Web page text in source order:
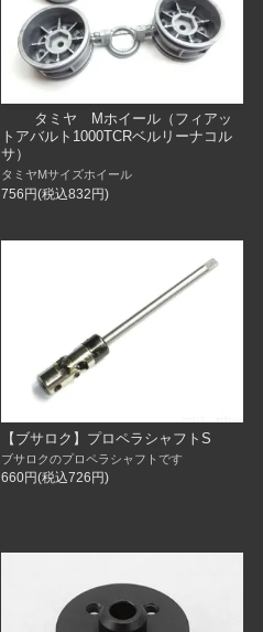
タミヤ Mホイール（フィアッ
トアバルト1000TCRベルリーナコル
サ）
タミヤMサイズホイール
756円(税込832円)
【ブサロク】プロペラシャフトS
ブサロクのプロペラシャフトです
660円(税込726円)